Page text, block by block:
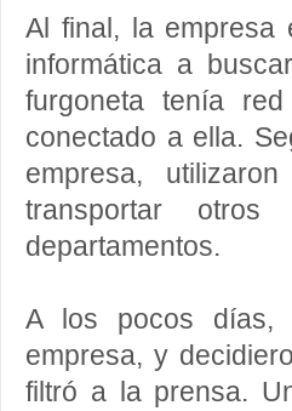
Al final, la empresa
informática a
furgoneta tenía
conectado a ella.
empresa,
transportar otros
departamentos.
A los pocos días,
empresa, y
filtró a la prensa.